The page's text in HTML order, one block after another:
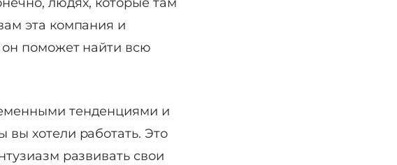
эта компания и
он поможет найти всю
тенденциями и
хотели работать. Это
развивать свои